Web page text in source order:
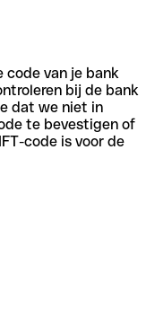
code van je bank
bij de bank
dat we niet in
te bevestigen of
code is voor de